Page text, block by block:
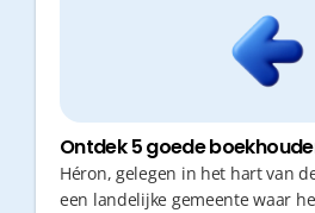
Ontdek 5 goede
Héron, gelegen in het hart van
een landelijke gemeente waar